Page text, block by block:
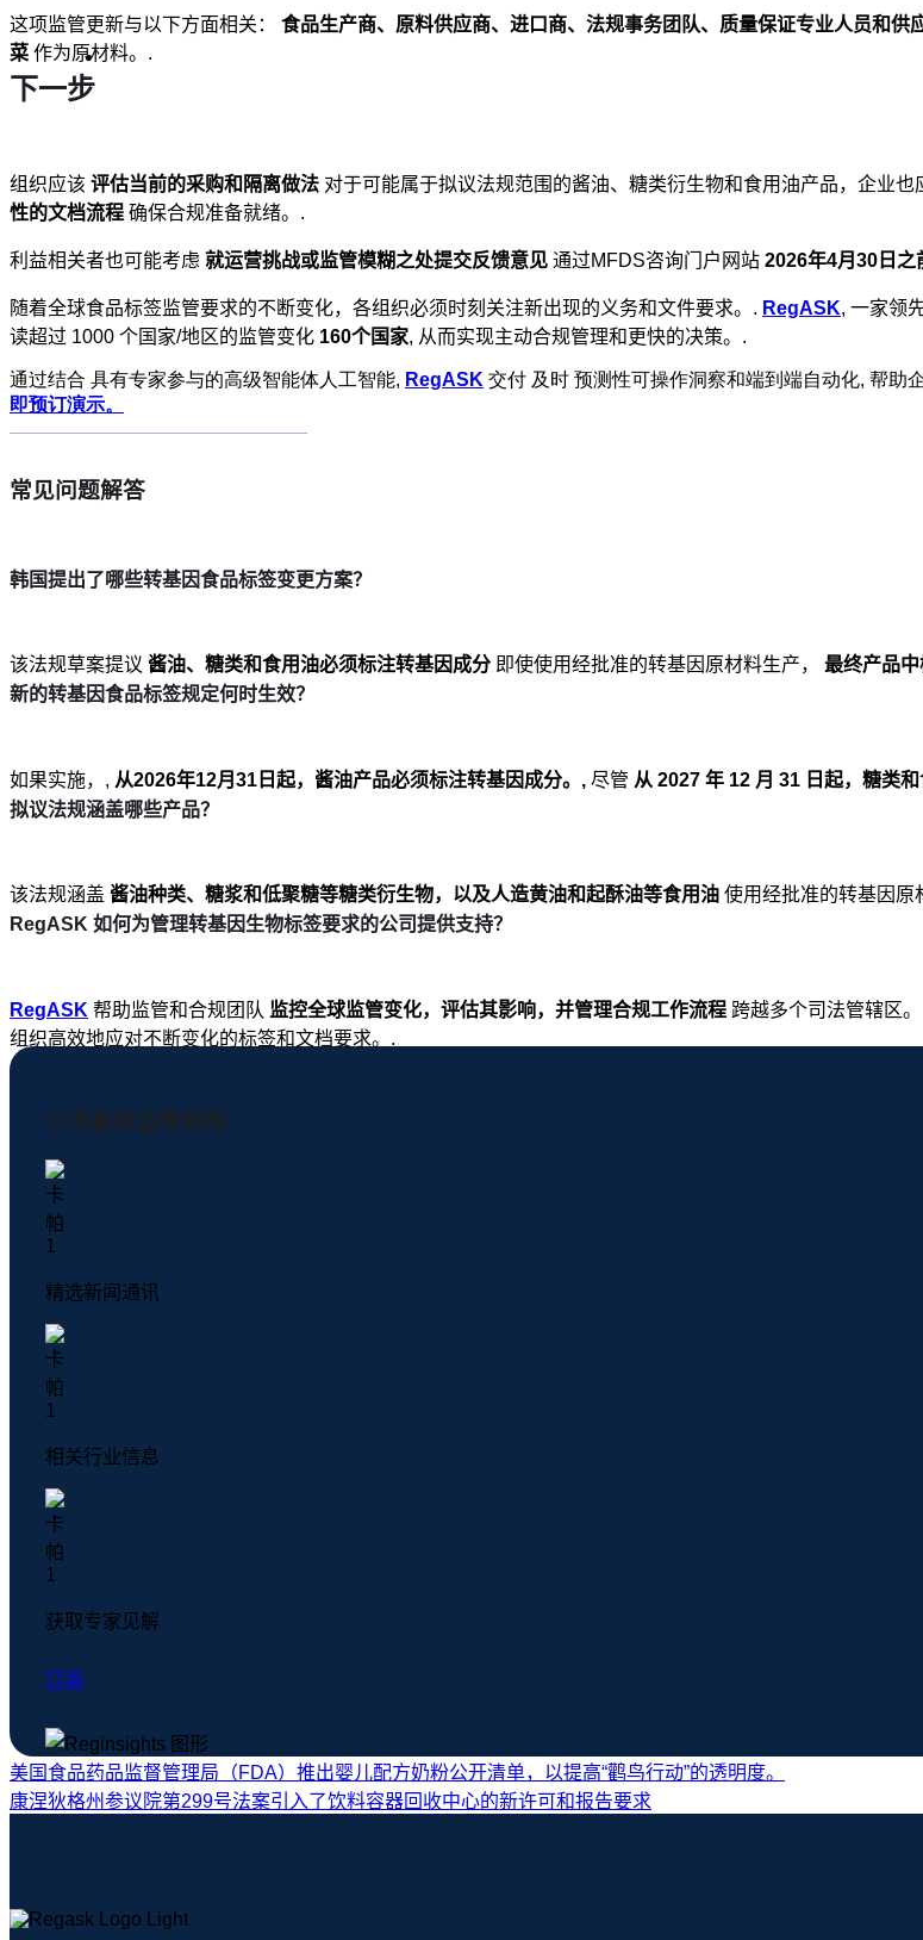
这项监管更新与以下方面相关： 食品生产商、原料供应商、进口商、法规事务团队、质量保证专业人员和供
菜 作为原材料。.
下一步
组织应该 评估当前的采购和隔离做法 对于可能属于拟议法规范围的酱油、糖类衍生物和食用油产品，企业也
性的文档流程 确保合规准备就绪。.
利益相关者也可能考虑 就运营挑战或监管模糊之处提交反馈意见 通过MFDS咨询门户网站 2026年4月30日之
随着全球食品标签监管要求的不断变化，各组织必须时刻关注新出现的义务和文件要求。. RegASK, 一家领
读超过 1000 个国家/地区的监管变化 160个国家, 从而实现主动合规管理和更快的决策。.
通过结合 具有专家参与的高级智能体人工智能, RegASK 交付 及时 预测性可操作洞察和端到端自动化, 帮助
即预订演示。
常见问题解答
韩国提出了哪些转基因食品标签变更方案？
该法规草案提议 酱油、糖类和食用油必须标注转基因成分 即使使用经批准的转基因原材料生产， 最终产品
新的转基因食品标签规定何时生效？
如果实施，, 从2026年12月31日起，酱油产品必须标注转基因成分。, 尽管 从 2027 年 12 月 31 日起，糖类
拟议法规涵盖哪些产品？
该法规涵盖 酱油种类、糖浆和低聚糖等糖类衍生物，以及人造黄油和起酥油等食用油 使用经批准的转基因原
RegASK 如何为管理转基因生物标签要求的公司提供支持？
RegASK 帮助监管和合规团队 监控全球监管变化，评估其影响，并管理合规工作流程 跨越多个司法管辖区。
组织高效地应对不断变化的标签和文档要求。.
订阅最新监管新闻
精选新闻通讯
相关行业信息
获取专家见解
订阅
美国食品药品监督管理局（FDA）推出婴儿配方奶粉公开清单，以提高“鹳鸟行动”的透明度。
康涅狄格州参议院第299号法案引入了饮料容器回收中心的新许可和报告要求